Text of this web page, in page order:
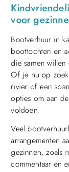
voor
Bootverhuur in
boottochten en
die samen
Of je nu op
rivier of een
opties om aan
voldoen.
Veel
arrangementen
gezinnen, zoals
commentaar en